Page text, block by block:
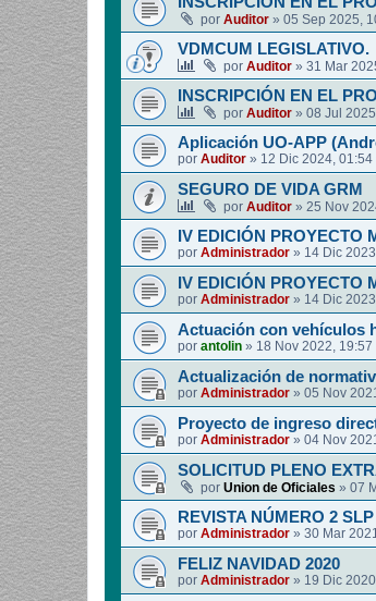
por Auditor » 05 Sep 2025,
VDMCUM LEGISLATIVO.
por Auditor » 31 Mar
INSCRIPCIÓN EN EL
por Auditor » 08 Jul
Aplicación UO-APP
por Auditor » 12 Dic 2024, 01:54
SEGURO DE VIDA GRM
por Auditor » 25 Nov
IV EDICIÓN PROYECTO
por Administrador » 14 Dic
IV EDICIÓN PROYECTO
por Administrador » 14 Dic
Actuación con vehículos
por antolin » 18 Nov 2022, 19:57
Actualización de
por Administrador » 05 Nov
Proyecto de ingreso
por Administrador » 04 Nov
SOLICITUD PLENO
por Union de Oficiales » 07
REVISTA NÚMERO 2
por Administrador » 30 Mar
FELIZ NAVIDAD 2020
por Administrador » 19 Dic